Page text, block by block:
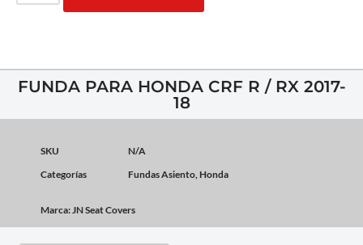
FUNDA PARA HONDA CRF R / RX 2017-
18
SKU
N/A
Categorías
Fundas Asiento, Honda
Marca:JN Seat Covers